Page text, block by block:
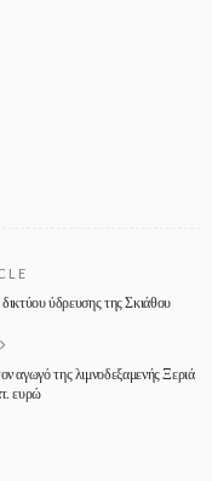
ύδρευσης της Σκιάθου
αγωγό της λιμνοδεξαμενής Ξεριά
ευρώ